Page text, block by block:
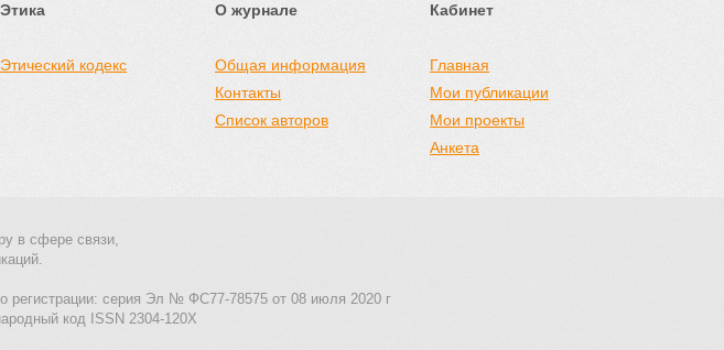
Этика
Этический кодекс
О журнале
Общая информация
Контакты
Список авторов
Кабинет
Главная
Мои публикации
Мои проекты
Анкета
в сфере связи,
регистрации: серия Эл № ФС77-78575 от 08 июля 2020 г
код ISSN 2304-120X